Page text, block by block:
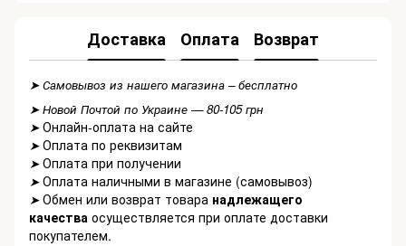
Доставка Оплата Возврат
➤ Самовывоз из нашего магазина – бесплатно
➤ Новой Почтой по Украине — 80-105 грн
➤Онлайн-оплата на сайте
➤Оплата по реквизитам
➤Оплата при получении
➤Оплата наличными в магазине (самовывоз)
➤Обмен или возврат товара надлежащего
качества осуществляется при оплате доставки
покупателем.